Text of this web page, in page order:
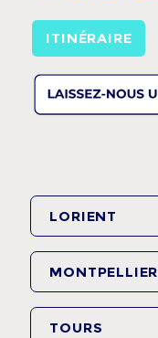
ITINÉRAIRE
LORIENT
MONTPELLIER
TOURS